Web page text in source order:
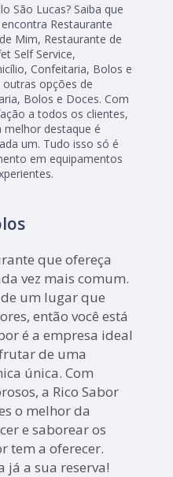
São Lucas? Saiba que
Restaurante
Mim, Restaurante de
Self Service,
Confeitaria, Bolos e
opções de
Bolos e Doces. Com
a todos os clientes,
melhor destaque é
um. Tudo isso só é
em equipamentos
que ofereça
vez mais comum.
um lugar que
então você está
é a empresa ideal
de uma
única. Com
a Rico Sabor
o melhor da
e saborear os
tem a oferecer.
já a sua reserva!